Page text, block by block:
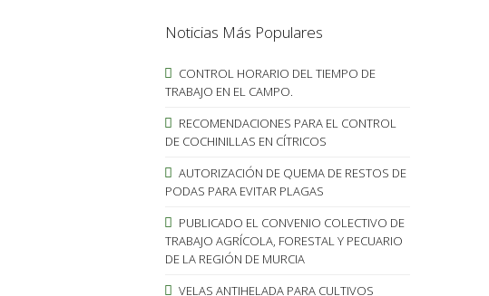
Noticias Más Populares
CONTROL HORARIO DEL TIEMPO DE
TRABAJO EN EL CAMPO.
RECOMENDACIONES PARA EL CONTROL
DE COCHINILLAS EN CÍTRICOS
AUTORIZACIÓN DE QUEMA DE RESTOS DE
PODAS PARA EVITAR PLAGAS
PUBLICADO EL CONVENIO COLECTIVO DE
TRABAJO AGRÍCOLA, FORESTAL Y PECUARIO
DE LA REGIÓN DE MURCIA
VELAS ANTIHELADA PARA CULTIVOS